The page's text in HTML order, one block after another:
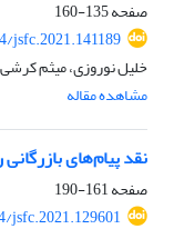
صفحه135-160
jsfc.2021.141189
خلیل نوروزی، میثم
مشاهده مقاله
نقد پیام‌های
صفحه161-190
jsfc.2021.129601